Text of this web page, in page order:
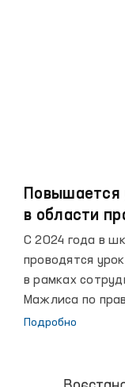
Повышается
в области
С 2024 года в
проводятся
в рамках
Мажлиса по
Министерства
человека
Подробно